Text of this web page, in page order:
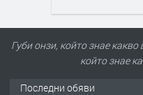
Губи онзи, който знае
който знае
Последни обяви